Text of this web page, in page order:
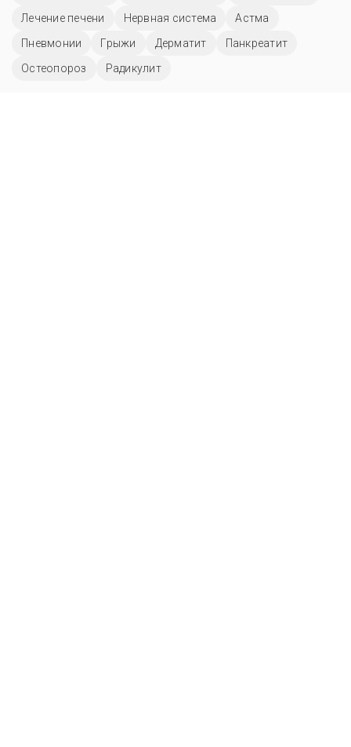
Лечение печени
Нервная система
Астма
Пневмонии
Грыжи Дерматит
Панкреатит
Остеопороз
Радикулит